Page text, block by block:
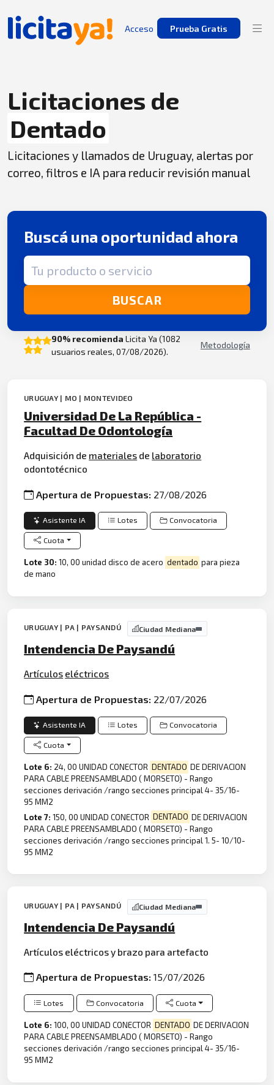
Acceso Prueba Gratis
Licitaciones de
Dentado
Licitaciones y llamados de Uruguay, alertas por
correo, filtros e IA para reducir revisión manual
Buscá una oportunidad ahora
Término de búsqueda
BUSCAR
90% recomienda Licita Ya (1082
usuarios reales, 07/08/2026).
Metodología
URUGUAY | MO | MONTEVIDEO
Universidad De La República -
Facultad De Odontología
Adquisición de materiales de laboratorio
odontotécnico
Apertura de Propuestas: 27/08/2026
Asistente IA Lotes Convocatoria
Cuota
Lote 30:10, 00 unidad disco de acero dentado para pieza
de mano
URUGUAY | PA | PAYSANDÚ Ciudad Mediana
Intendencia De Paysandú
Artículos eléctricos
Apertura de Propuestas: 22/07/2026
Asistente IA Lotes Convocatoria
Cuota
Lote 6: 24, 00 UNIDAD CONECTOR DENTADO DE DERIVACION
PARA CABLE PREENSAMBLADO ( MORSETO) - Rango
secciones derivación /rango secciones principal 4- 35/16-
95 MM2
Lote 7:150, 00 UNIDAD CONECTOR DENTADO DE DERIVACION
PARA CABLE PREENSAMBLADO ( MORSETO) - Rango
secciones derivación /rango secciones principal 1. 5- 10/10-
95 MM2
URUGUAY | PA | PAYSANDÚ Ciudad Mediana
Intendencia De Paysandú
Artículos eléctricos y brazo para artefacto
Apertura de Propuestas:15/07/2026
Lotes Convocatoria Cuota
Lote 6:100, 00 UNIDAD CONECTOR DENTADO DE DERIVACION
PARA CABLE PREENSAMBLADO ( MORSETO) - Rango
secciones derivación /rango secciones principal 4- 35/16-
95 MM2